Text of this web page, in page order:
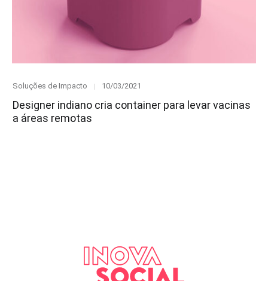
Category
Soluções de Impacto
Posted
10/03/2021
Designer indiano cria container para levar vacinas
a áreas remotas